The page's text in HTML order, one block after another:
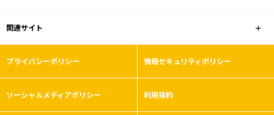
関連サイト
プライバシーポリシー 情報セキュリティポリシー
ソーシャルメディアポリシー 利用規約